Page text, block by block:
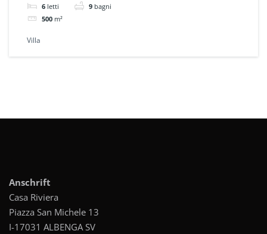
6 letti 9 bagni
500 m²
Villa
Anschrift
Casa Riviera
Piazza San Michele 13
I-17031 ALBENGA SV